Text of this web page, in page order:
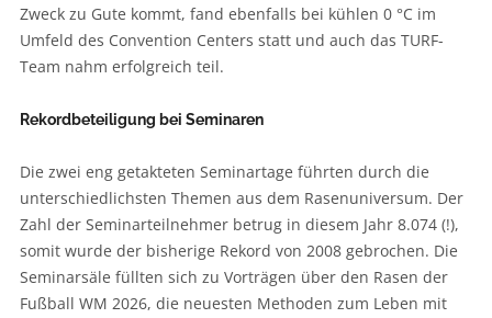
Zweck zu Gute kommt, fand ebenfalls bei kühlen 0 °C im
Umfeld des Convention Centers statt und auch das TURF-
Team nahm erfolgreich teil.
Rekordbeteiligung bei Seminaren
Die zwei eng getakteten Seminartage führten durch die
unterschiedlichsten Themen aus dem Rasenuniversum. Der
Zahl der Seminarteilnehmer betrug in diesem Jahr 8.074 (!),
somit wurde der bisherige Rekord von 2008 gebrochen. Die
Seminarsäle füllten sich zu Vorträgen über den Rasen der
Fußball WM 2026, die neuesten Methoden zum Leben mit